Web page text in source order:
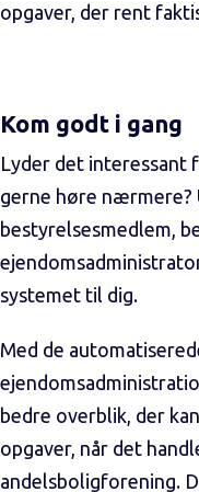
opgaver, der rent
Kom godt i gang
Lyder det interessant
gerne høre nærmere?
bestyrelsesmedlem,
systemet til dig.
Med de
bedre overblik, der
opgaver, når det
andelsboligforening.